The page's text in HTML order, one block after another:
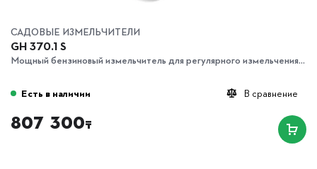
САДОВЫЕ ИЗМЕЛЬЧИТЕЛИ
GH 370.1 S
Мощный бензиновый измельчитель для регулярного измельчения...
В сравнение
Есть в наличии
807 300₸